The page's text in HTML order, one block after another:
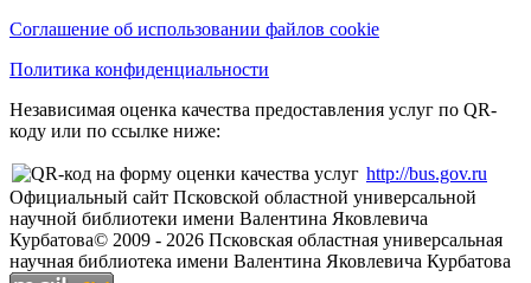
Соглашение об использовании файлов cookie
Политика конфиденциальности
Независимая оценка качества предоставления услуг по QR-
коду или по ссылке ниже:
http://bus.gov.ru
Официальный сайт Псковской областной универсальной
научной библиотеки имени Валентина Яковлевича
Курбатова© 2009 - 2026 Псковская областная универсальная
научная библиотека имени Валентина Яковлевича Курбатова